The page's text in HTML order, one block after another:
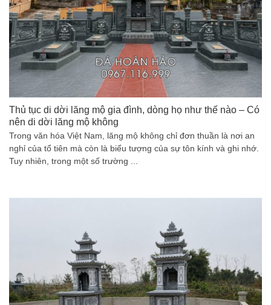
Thủ tục di dời lăng mộ gia đình, dòng họ như thế nào – Có
nên di dời lăng mộ không
Trong văn hóa Việt Nam, lăng mộ không chỉ đơn thuần là nơi an
nghỉ của tổ tiên mà còn là biểu tượng của sự tôn kính và ghi nhớ.
Tuy nhiên, trong một số trường ...